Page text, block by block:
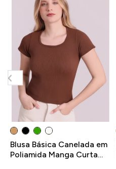
Blusa Básica Canelada em
Poliamida Manga Curta